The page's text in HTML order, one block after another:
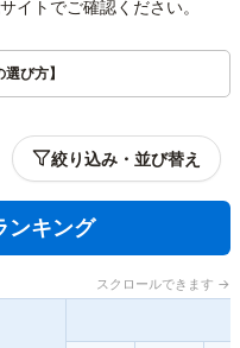
イトでご確認ください。
び方】
絞り込み・並び替え
ンキング
スクロールできます →